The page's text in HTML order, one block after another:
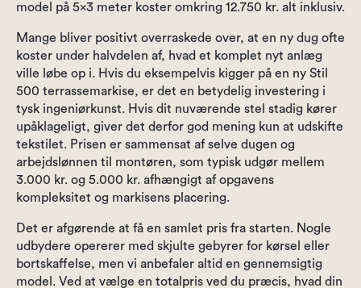
model på 5×3 meter koster omkring 12.750 kr. alt inklusiv.
Mange bliver positivt overraskede over, at en ny dug ofte
koster under halvdelen af, hvad et komplet nyt anlæg
ville løbe op i. Hvis du eksempelvis kigger på en ny Stil
500 terrassemarkise, er det en betydelig investering i
tysk ingeniørkunst. Hvis dit nuværende stel stadig kører
upåklageligt, giver det derfor god mening kun at udskifte
tekstilet. Prisen er sammensat af selve dugen og
arbejdslønnen til montøren, som typisk udgør mellem
3.000 kr. og 5.000 kr. afhængigt af opgavens
kompleksitet og markisens placering.
Det er afgørende at få en samlet pris fra starten. Nogle
udbydere opererer med skjulte gebyrer for kørsel eller
bortskaffelse, men vi anbefaler altid en gennemsigtig
model. Ved at vælge en totalpris ved du præcis, hvad din